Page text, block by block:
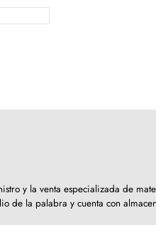
y la venta especializada de
de la palabra y cuenta con